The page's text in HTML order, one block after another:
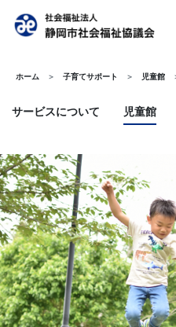
ホーム 子育てサポート 児童館
サービスについて 児童館